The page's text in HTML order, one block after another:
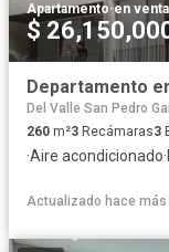
Apartamento·en venta
$
Del Valle San Pedro
260 m²3 Recámaras3
·Aire acondicionado·
Actualizado hace más